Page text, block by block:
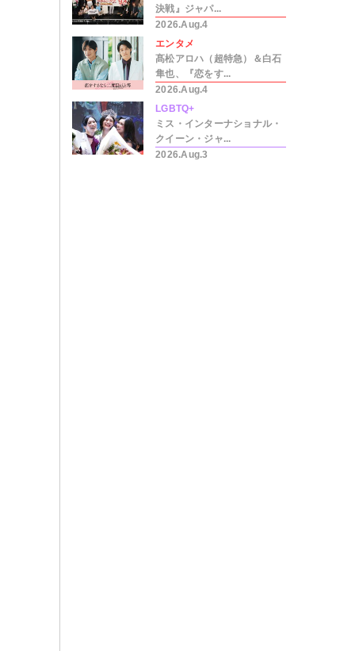
決戦』ジャパ...
2026.Aug.4
エンタメ
髙松アロハ（超特急）＆白石
隼也、『恋をす...
2026.Aug.4
LGBTQ+
ミス・インターナショナル・
クイーン・ジャ...
2026.Aug.3